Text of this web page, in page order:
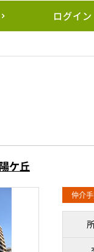
ログイン
ケ丘
仲介